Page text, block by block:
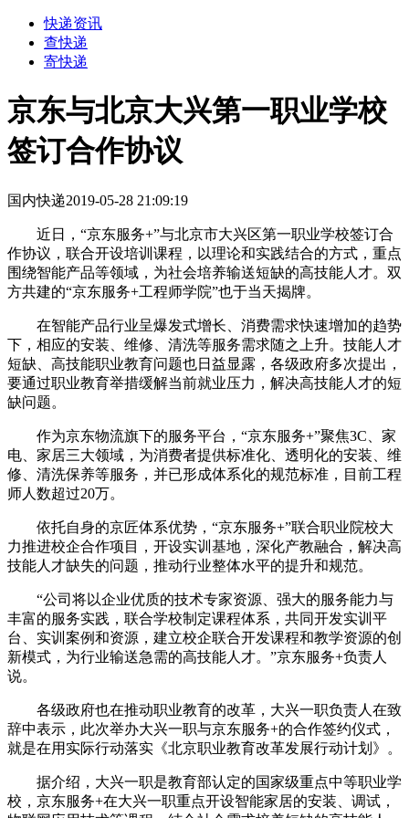
快递资讯
查快递
寄快递
京东与北京大兴第一职业学校
签订合作协议
国内快递2019-05-28 21:09:19
近日，“京东服务+”与北京市大兴区第一职业学校签订合
作协议，联合开设培训课程，以理论和实践结合的方式，重点
围绕智能产品等领域，为社会培养输送短缺的高技能人才。双
方共建的“京东服务+工程师学院”也于当天揭牌。
在智能产品行业呈爆发式增长、消费需求快速增加的趋势
下，相应的安装、维修、清洗等服务需求随之上升。技能人才
短缺、高技能职业教育问题也日益显露，各级政府多次提出，
要通过职业教育举措缓解当前就业压力，解决高技能人才的短
缺问题。
作为京东物流旗下的服务平台，“京东服务+”聚焦3C、家
电、家居三大领域，为消费者提供标准化、透明化的安装、维
修、清洗保养等服务，并已形成体系化的规范标准，目前工程
师人数超过20万。
依托自身的京匠体系优势，“京东服务+”联合职业院校大
力推进校企合作项目，开设实训基地，深化产教融合，解决高
技能人才缺失的问题，推动行业整体水平的提升和规范。
“公司将以企业优质的技术专家资源、强大的服务能力与
丰富的服务实践，联合学校制定课程体系，共同开发实训平
台、实训案例和资源，建立校企联合开发课程和教学资源的创
新模式，为行业输送急需的高技能人才。”京东服务+负责人
说。
各级政府也在推动职业教育的改革，大兴一职负责人在致
辞中表示，此次举办大兴一职与京东服务+的合作签约仪式，
就是在用实际行动落实《北京职业教育改革发展行动计划》。
据介绍，大兴一职是教育部认定的国家级重点中等职业学
校，京东服务+在大兴一职重点开设智能家居的安装、调试，